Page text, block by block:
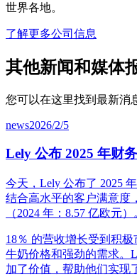
世界各地。
了解更多公司信息
其他新闻和媒体
您可以在这里找到最新消
news2026/2/5
Lely 公布 2025 年财
今天， Lely 公布了 2025
结合高水平的客户满意度
（2024 年： 8.57 亿欧元）
18％ 的营收增长受到积
牛奶价格和强劲的需求。
加了价值，帮助他们实现